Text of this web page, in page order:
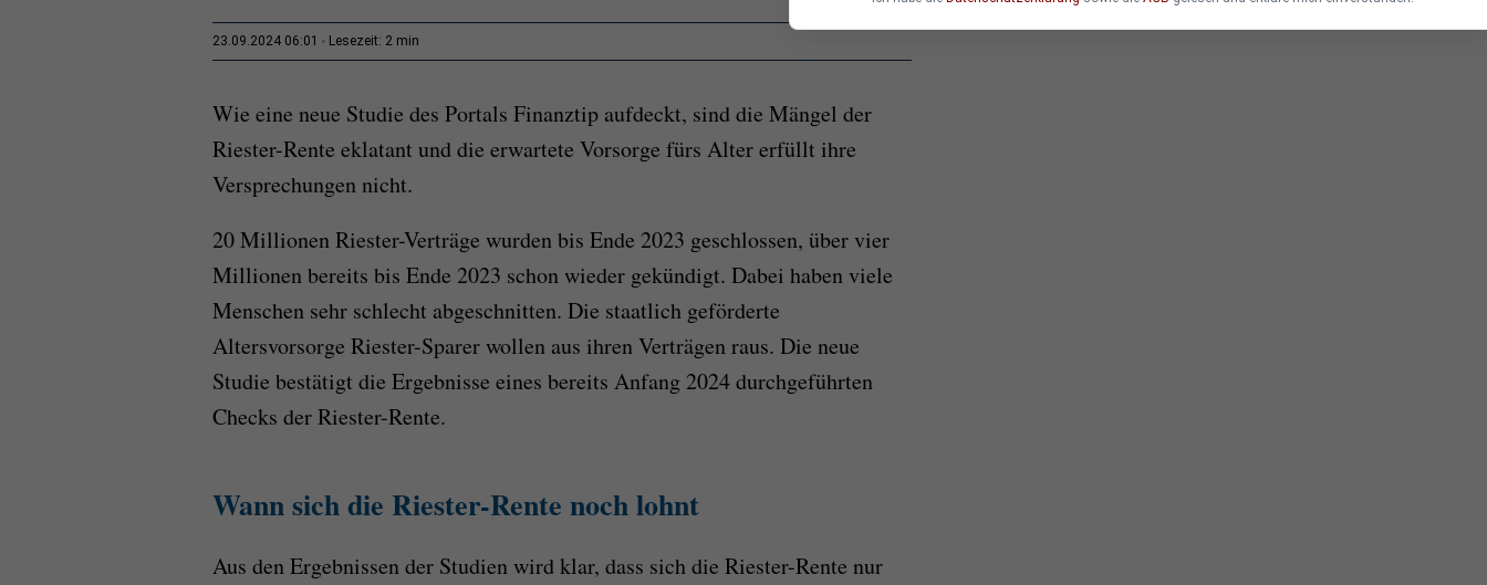
23.09.2024 06:01 Lesezeit: 2 min
Wie eine neue Studie des Portals Finanztip aufdeckt, sind die Mängel der
Riester-Rente eklatant und die erwartete Vorsorge fürs Alter erfüllt ihre
Versprechungen nicht.
20 Millionen Riester-Verträge wurden bis Ende 2023 geschlossen, über vier
Millionen bereits bis Ende 2023 schon wieder gekündigt. Dabei haben viele
Menschen sehr schlecht abgeschnitten. Die staatlich geförderte
Altersvorsorge Riester-Sparer wollen aus ihren Verträgen raus. Die neue
Studie bestätigt die Ergebnisse eines bereits Anfang 2024 durchgeführten
Checks der Riester-Rente.
Wann sich die Riester-Rente noch lohnt
Aus den Ergebnissen der Studien wird klar, dass sich die Riester-Rente nur